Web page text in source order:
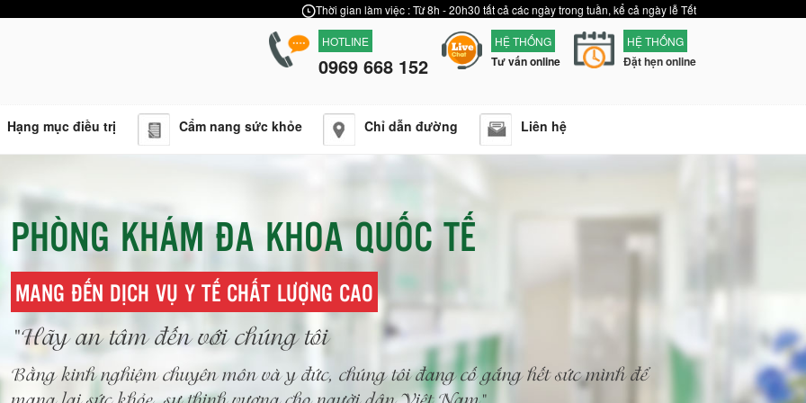
Thời gian làm việc : Từ 8h - 20h30 tất cả các ngày trong tuần, kể cả ngày lễ Tết
HOTLINE
0969 668 152
HỆ THỐNG
Tư vấn online
HỆ THỐNG
Đặt hẹn online
Hạng mục điều trị Cẩm nang sức khỏe Chỉ dẫn đường Liên hệ
PHÒNG KHÁM ĐA KHOA QUỐC TẾ
MANG ĐẾN DỊCH VỤ Y TẾ CHẤT LƯỢNG CAO
"Hãy an tâm đến với chúng tôi
Bằng kinh nghiệm chuyên môn và y đức, chúng tôi đang cố gắng hết sức mình để
mang lại sức khỏe, sự thịnh vượng cho người dân Việt Nam"